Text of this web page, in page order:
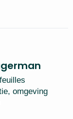
omgeving